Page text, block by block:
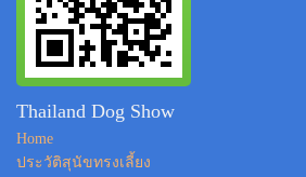
Thailand Dog Show
Home
ประวัติสุนัขทรงเลี้ยง